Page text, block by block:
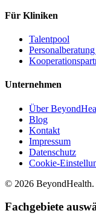
Für Kliniken
Talentpool
Unternehmen
Über
Blog
Kontakt
Impressum
Datenschutz
Cookie-
© 2026 BeyondHealth.
Fachgebiete